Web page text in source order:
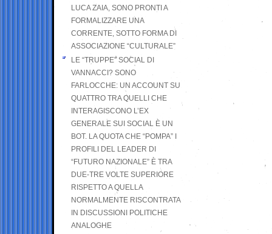
LUCA ZAIA, SONO PRONTI A
FORMALIZZARE UNA
CORRENTE, SOTTO FORMA DI
ASSOCIAZIONE “CULTURALE”
LE “TRUPPE” SOCIAL DI
VANNACCI? SONO
FARLOCCHE: UN ACCOUNT SU
QUATTRO TRA QUELLI CHE
INTERAGISCONO L’EX
GENERALE SUI SOCIAL È UN
BOT. LA QUOTA CHE “POMPA” I
PROFILI DEL LEADER DI
“FUTURO NAZIONALE” È TRA
DUE-TRE VOLTE SUPERIORE
RISPETTO A QUELLA
NORMALMENTE RISCONTRATA
IN DISCUSSIONI POLITICHE
ANALOGHE